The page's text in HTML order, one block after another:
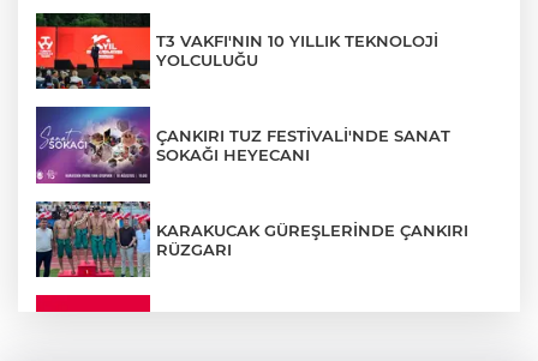
T3 VAKFI'NIN 10 YILLIK TEKNOLOJİ
YOLCULUĞU
ÇANKIRI TUZ FESTİVALİ'NDE SANAT
SOKAĞI HEYECANI
KARAKUCAK GÜREŞLERİNDE ÇANKIRI
RÜZGARI